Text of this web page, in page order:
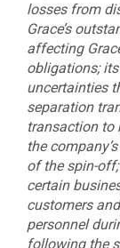
losses from
Grace’s
affecting
obligations;
uncertainties
separation
transaction to
the
of the spin-
certain
customers
personnel
following the